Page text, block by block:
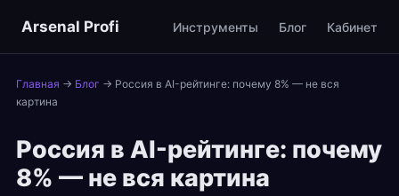
Arsenal Profi Инструменты Блог Кабинет
Главная → Блог → Россия в AI-рейтинге: почему 8% — не вся
картина
Россия в AI-рейтинге: почему
8% — не вся картина